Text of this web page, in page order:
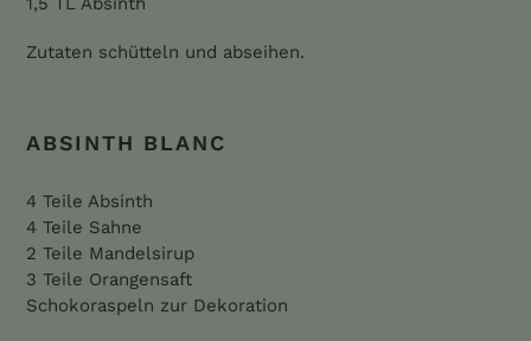
Zutaten schütteln und abseihen.
ABSINTH BLANC
4 Teile Absinth
4 Teile Sahne
2 Teile Mandelsirup
3 Teile Orangensaft
Schokoraspeln zur Dekoration